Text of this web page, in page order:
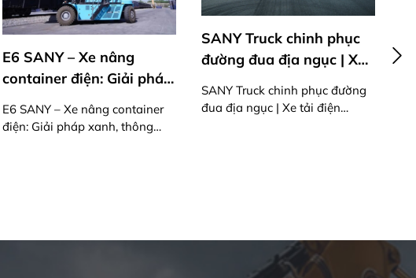
E6 SANY – Xe nâng
container điện: Giải pháp
vận hành đường sắt hiện
E6 SANY – Xe nâng container
điện: Giải pháp xanh, thông
SANY Truck chinh phục
đường đua địa ngục | Xe
tải điện 870PS mạnh mẽ
SANY Truck chinh phục đường
đua địa ngục | Xe tải điện